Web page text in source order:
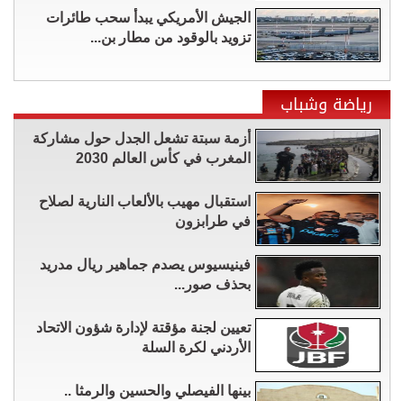
الجيش الأمريكي يبدأ سحب طائرات
تزويد بالوقود من مطار بن...
رياضة وشباب
أزمة سبتة تشعل الجدل حول مشاركة
المغرب في كأس العالم 2030
استقبال مهيب بالألعاب النارية لصلاح
في طرابزون
فينيسيوس يصدم جماهير ريال مدريد
بحذف صور...
تعيين لجنة مؤقتة لإدارة شؤون الاتحاد
الأردني لكرة السلة
بينها الفيصلي والحسين والرمثا ..